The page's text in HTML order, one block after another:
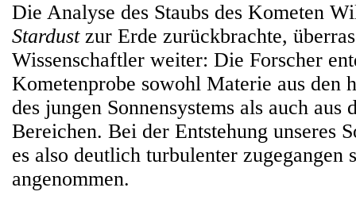
Die Analyse des Staubs des Kometen
Stardustzur Erde zurückbrachte,
Wissenschaftler weiter: Die Forscher
Kometenprobe sowohl Materie aus den
des jungen Sonnensystems als auch aus
Bereichen. Bei der Entstehung unseres
es also deutlich turbulenter zugegangen
angenommen.